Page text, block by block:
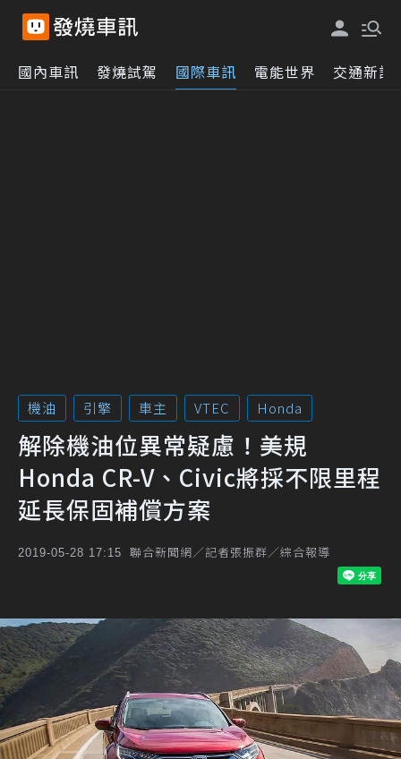
國內車訊 發燒試駕 國際車訊 電能世界 交通新訊
機油 引擎 車主 VTEC Honda
解除機油位異常疑慮！美規
Honda CR-V、Civic將採不限里程
延長保固補償方案
2019-05-28 17:15 聯合新聞網／記者張振群／綜合報導